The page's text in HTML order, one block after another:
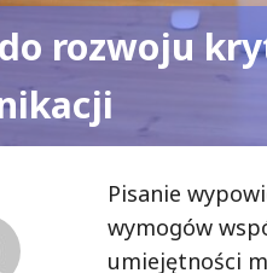
rozwoju
Pisanie
wymogów
umiejętności